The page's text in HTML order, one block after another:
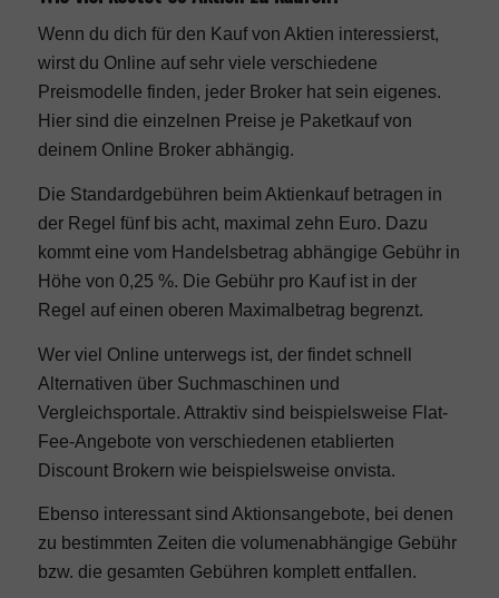
Wenn du dich für den Kauf von Aktien interessierst,
wirst du Online auf sehr viele verschiedene
Preismodelle finden, jeder Broker hat sein eigenes.
Hier sind die einzelnen Preise je Paketkauf von
deinem Online Broker abhängig.
Die Standardgebühren beim Aktienkauf betragen in
der Regel fünf bis acht, maximal zehn Euro. Dazu
kommt eine vom Handelsbetrag abhängige Gebühr in
Höhe von 0,25 %. Die Gebühr pro Kauf ist in der
Regel auf einen oberen Maximalbetrag begrenzt.
Wer viel Online unterwegs ist, der findet schnell
Alternativen über Suchmaschinen und
Vergleichsportale. Attraktiv sind beispielsweise Flat-
Fee-Angebote von verschiedenen etablierten
Discount Brokern wie beispielsweise onvista.
Ebenso interessant sind Aktionsangebote, bei denen
zu bestimmten Zeiten die volumenabhängige Gebühr
bzw. die gesamten Gebühren komplett entfallen.